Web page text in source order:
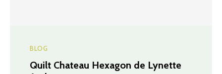
BLOG
Quilt Chateau Hexagon de Lynette